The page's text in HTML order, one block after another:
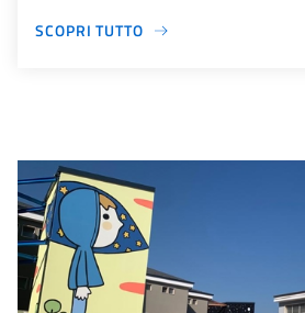
SCOPRI TUTTO